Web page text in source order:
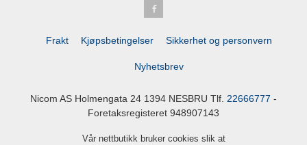
Frakt Kjøpsbetingelser Sikkerhet og personvern
Nyhetsbrev
Nicom AS Holmengata 24 1394 NESBRU Tlf. 22666777 -
Foretaksregisteret 948907143
Vår nettbutikk bruker cookies slik at